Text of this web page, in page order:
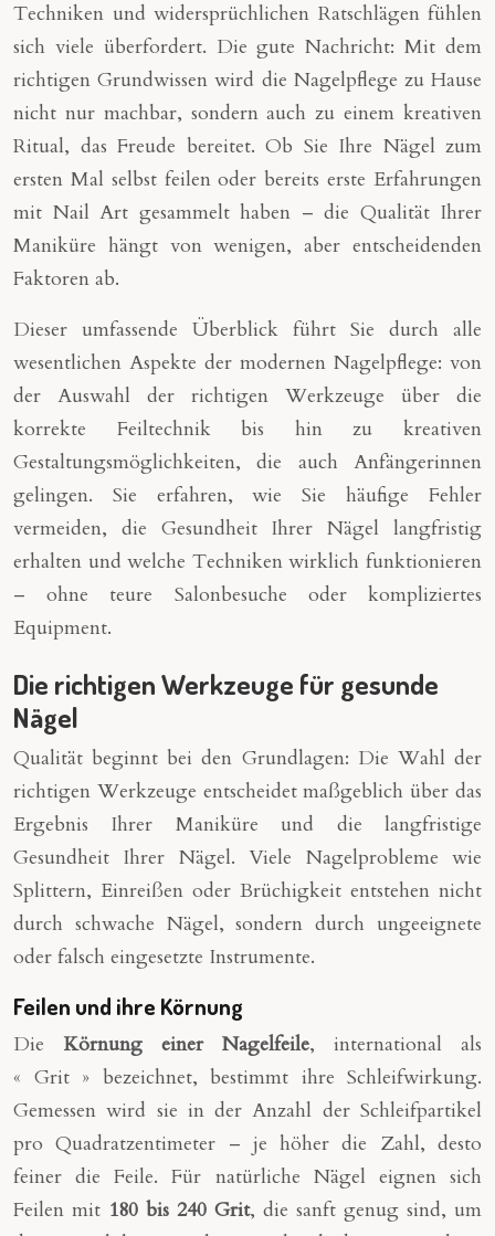
Techniken und widersprüchlichen Ratschlägen fühlen
sich viele überfordert. Die gute Nachricht: Mit dem
richtigen Grundwissen wird die Nagelpflege zu Hause
nicht nur machbar, sondern auch zu einem kreativen
Ritual, das Freude bereitet. Ob Sie Ihre Nägel zum
ersten Mal selbst feilen oder bereits erste Erfahrungen
mit Nail Art gesammelt haben – die Qualität Ihrer
Maniküre hängt von wenigen, aber entscheidenden
Faktoren ab.
Dieser umfassende Überblick führt Sie durch alle
wesentlichen Aspekte der modernen Nagelpflege: von
der Auswahl der richtigen Werkzeuge über die
korrekte Feiltechnik bis hin zu kreativen
Gestaltungsmöglichkeiten, die auch Anfängerinnen
gelingen. Sie erfahren, wie Sie häufige Fehler
vermeiden, die Gesundheit Ihrer Nägel langfristig
erhalten und welche Techniken wirklich funktionieren
– ohne teure Salonbesuche oder kompliziertes
Equipment.
Die richtigen Werkzeuge für gesunde
Nägel
Qualität beginnt bei den Grundlagen: Die Wahl der
richtigen Werkzeuge entscheidet maßgeblich über das
Ergebnis Ihrer Maniküre und die langfristige
Gesundheit Ihrer Nägel. Viele Nagelprobleme wie
Splittern, Einreißen oder Brüchigkeit entstehen nicht
durch schwache Nägel, sondern durch ungeeignete
oder falsch eingesetzte Instrumente.
Feilen und ihre Körnung
Die Körnung einer Nagelfeile, international als
« Grit » bezeichnet, bestimmt ihre Schleifwirkung.
Gemessen wird sie in der Anzahl der Schleifpartikel
pro Quadratzentimeter – je höher die Zahl, desto
feiner die Feile. Für natürliche Nägel eignen sich
Feilen mit 180 bis 240 Grit, die sanft genug sind, um